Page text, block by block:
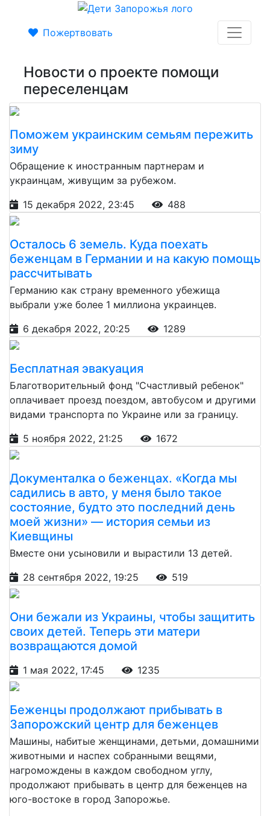
Пожертвовать
Новости о проекте помощи
переселенцам
Поможем украинским семьям пережить
зиму
Обращение к иностранным партнерам и
украинцам, живущим за рубежом.
15 декабря 2022, 23:45
488
Осталось 6 земель. Куда поехать
беженцам в Германии и на какую помощь
рассчитывать
Германию как страну временного убежища
выбрали уже более 1 миллиона украинцев.
6 декабря 2022, 20:25
1289
Бесплатная эвакуация
Благотворительный фонд "Счастливый ребенок"
оплачивает проезд поездом, автобусом и другими
видами транспорта по Украине или за границу.
5 ноября 2022, 21:25
1672
Документалка о беженцах. «Когда мы
садились в авто, у меня было такое
состояние, будто это последний день
моей жизни» — история семьи из
Киевщины
Вместе они усыновили и вырастили 13 детей.
28 сентября 2022, 19:25
519
Они бежали из Украины, чтобы защитить
своих детей. Теперь эти матери
возвращаются домой
1 мая 2022, 17:45 1235
Беженцы продолжают прибывать в
Запорожский центр для беженцев
Машины, набитые женщинами, детьми, домашними
животными и наспех собранными вещями,
нагромождены в каждом свободном углу,
продолжают прибывать в центр для беженцев на
юго-востоке в город Запорожье.